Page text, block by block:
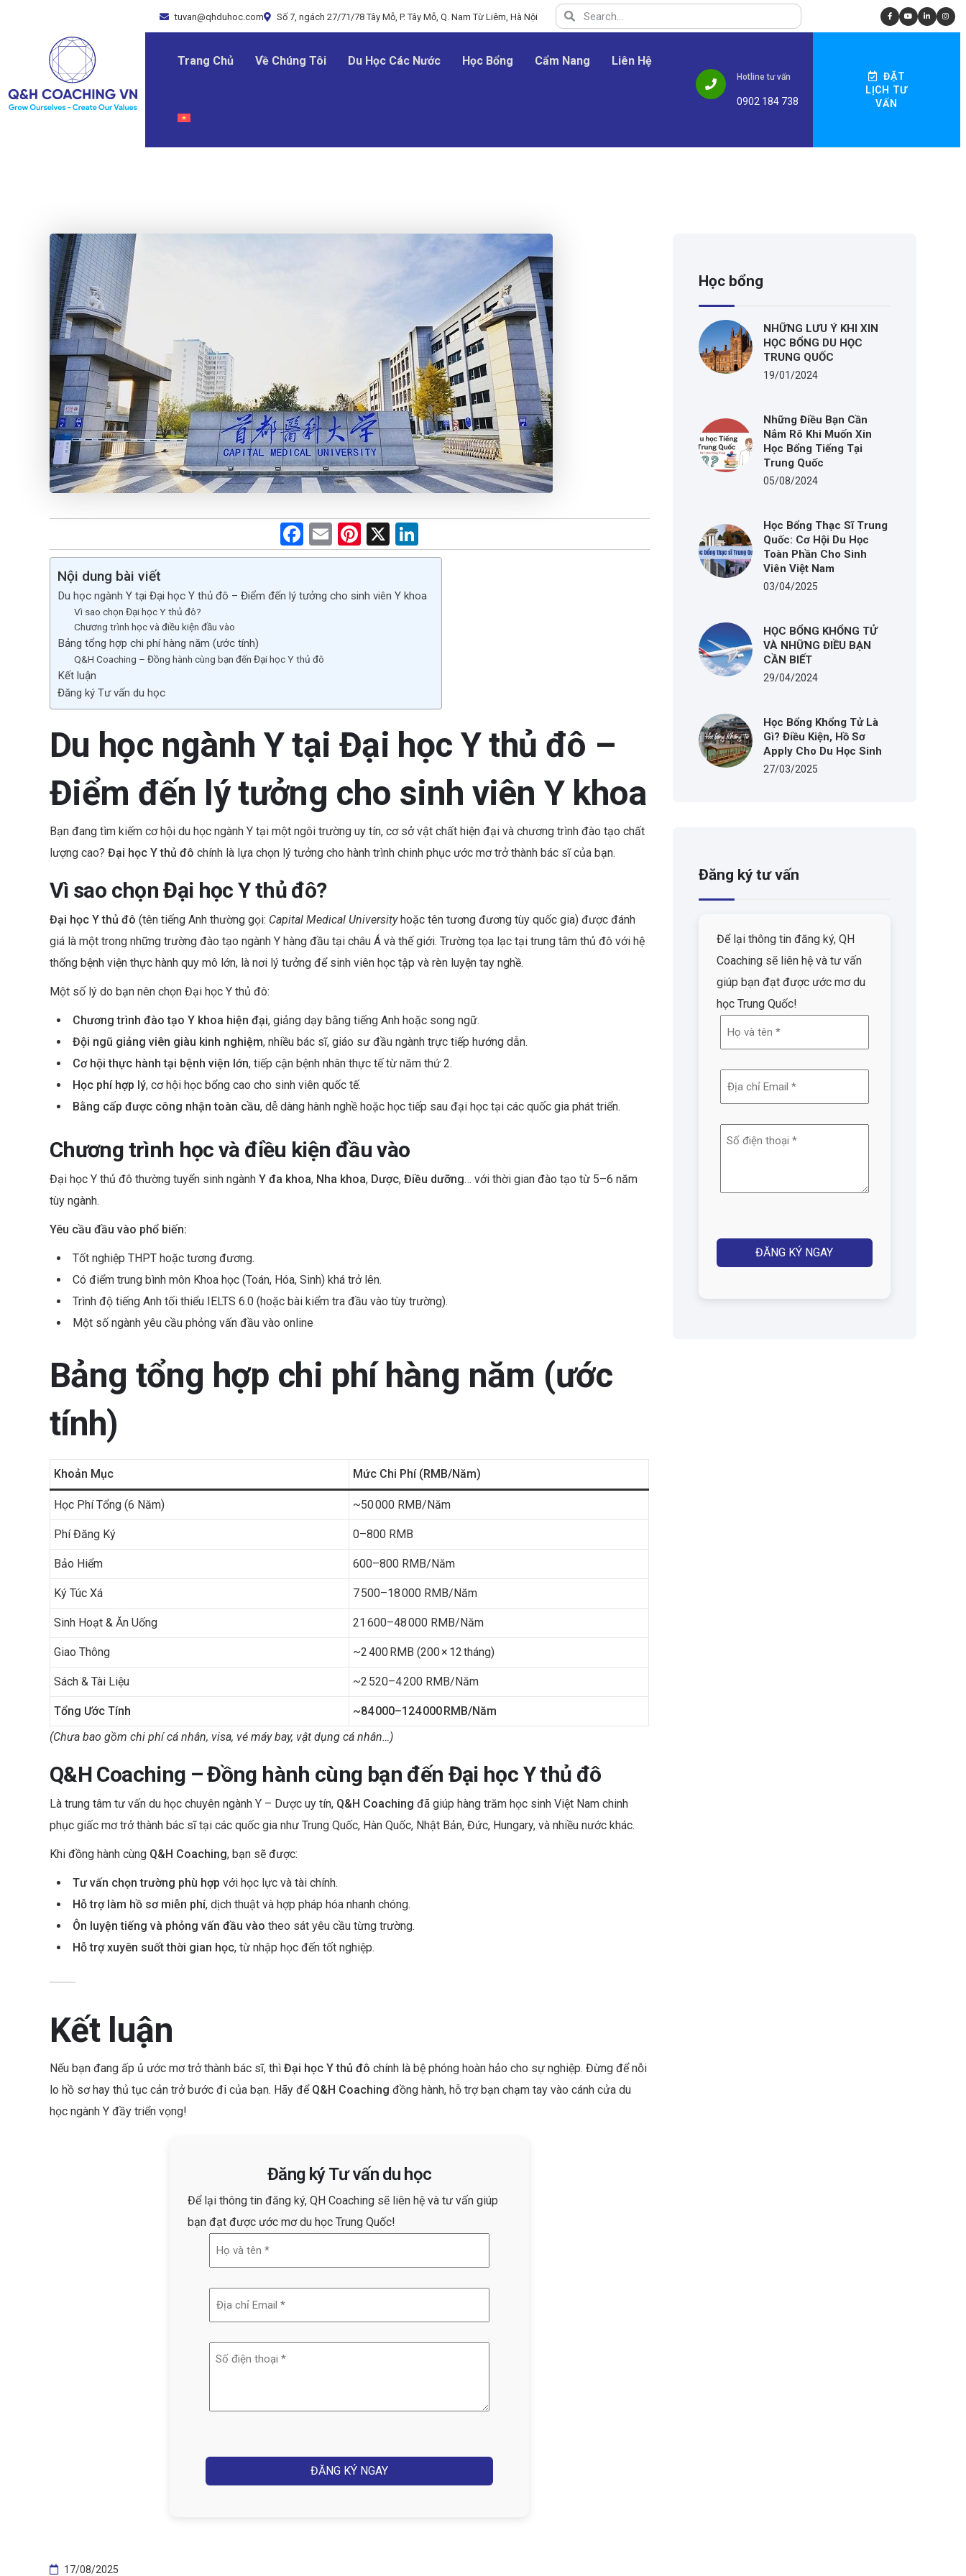
tuvan@qhduhoc.com Số 7, ngách 27/71/78 Tây Mỗ, P. Tây Mỗ, Q. Nam Từ Liêm, Hà Nội
Trang Chủ Về Chúng Tôi Du Học Các Nước Học Bổng Cẩm Nang Liên Hệ
Hotline tư vấn
0902 184 738
ĐẶT
LỊCH TƯ
VẤN
F
a
b
o
k
E
m
Pi
nt
es
X
n
dI
Nội dung bài viết
Du học ngành Y tại Đại học Y thủ đô – Điểm đến lý tưởng cho sinh viên Y khoa
Vì sao chọn Đại học Y thủ đô?
Chương trình học và điều kiện đầu vào
Bảng tổng hợp chi phí hàng năm (ước tính)
Q&H Coaching – Đồng hành cùng bạn đến Đại học Y thủ đô
Kết luận
Đăng ký Tư vấn du học
Du học ngành Y tại Đại học Y thủ đô –
Điểm đến lý tưởng cho sinh viên Y khoa
Bạn đang tìm kiếm cơ hội du học ngành Y tại một ngôi trường uy tín, cơ sở vật chất hiện đại và chương trình đào tạo chất
lượng cao? Đại học Y thủ đô chính là lựa chọn lý tưởng cho hành trình chinh phục ước mơ trở thành bác sĩ của bạn.
Vì sao chọn Đại học Y thủ đô?
Đại học Y thủ đô (tên tiếng Anh thường gọi: Capital Medical Universityhoặc tên tương đương tùy quốc gia) được đánh
giá là một trong những trường đào tạo ngành Y hàng đầu tại châu Á và thế giới. Trường tọa lạc tại trung tâm thủ đô với hệ
thống bệnh viện thực hành quy mô lớn, là nơi lý tưởng để sinh viên học tập và rèn luyện tay nghề.
Một số lý do bạn nên chọn Đại học Y thủ đô:
Chương trình đào tạo Y khoa hiện đại, giảng dạy bằng tiếng Anh hoặc song ngữ.
Đội ngũ giảng viên giàu kinh nghiệm, nhiều bác sĩ, giáo sư đầu ngành trực tiếp hướng dẫn.
Cơ hội thực hành tại bệnh viện lớn, tiếp cận bệnh nhân thực tế từ năm thứ 2.
Học phí hợp lý, cơ hội học bổng cao cho sinh viên quốc tế.
Bằng cấp được công nhận toàn cầu, dễ dàng hành nghề hoặc học tiếp sau đại học tại các quốc gia phát triển.
Chương trình học và điều kiện đầu vào
Đại học Y thủ đô thường tuyển sinh ngành Y đa khoa, Nha khoa, Dược, Điều dưỡng… với thời gian đào tạo từ 5–6 năm
tùy ngành.
Yêu cầu đầu vào phổ biến:
Tốt nghiệp THPT hoặc tương đương.
Có điểm trung bình môn Khoa học (Toán, Hóa, Sinh) khá trở lên.
Trình độ tiếng Anh tối thiểu IELTS 6.0 (hoặc bài kiểm tra đầu vào tùy trường).
Một số ngành yêu cầu phỏng vấn đầu vào online
Bảng tổng hợp chi phí hàng năm (ước
tính)
Khoản Mục Mức Chi Phí (RMB/năm)
Học Phí Tổng (6 Năm) ~50 000 RMB/năm
Phí Đăng Ký 0–800 RMB
Bảo Hiểm 600–800 RMB/năm
Ký Túc Xá 7 500–18 000 RMB/năm
Sinh Hoạt & Ăn Uống 21 600–48 000 RMB/năm
Giao Thông ~2 400 RMB (200 × 12 Tháng)
Sách & Tài Liệu ~2 520–4 200 RMB/năm
Tổng Ước Tính
~84 000–124 000 RMB/năm
(Chưa bao gồm chi phí cá nhân, visa, vé máy bay, vật dụng cá nhân…)
Q&H Coaching – Đồng hành cùng bạn đến Đại học Y thủ đô
Là trung tâm tư vấn du học chuyên ngành Y – Dược uy tín, Q&H Coaching đã giúp hàng trăm học sinh Việt Nam chinh
phục giấc mơ trở thành bác sĩ tại các quốc gia như Trung Quốc, Hàn Quốc, Nhật Bản, Đức, Hungary, và nhiều nước khác.
Khi đồng hành cùng Q&H Coaching, bạn sẽ được:
Tư vấn chọn trường phù hợp với học lực và tài chính.
Hỗ trợ làm hồ sơ miễn phí, dịch thuật và hợp pháp hóa nhanh chóng.
Ôn luyện tiếng và phỏng vấn đầu vào theo sát yêu cầu từng trường.
Hỗ trợ xuyên suốt thời gian học, từ nhập học đến tốt nghiệp.
Kết luận
Nếu bạn đang ấp ủ ước mơ trở thành bác sĩ, thì Đại học Y thủ đô chính là bệ phóng hoàn hảo cho sự nghiệp. Đừng để nỗi
lo hồ sơ hay thủ tục cản trở bước đi của bạn. Hãy để Q&H Coaching đồng hành, hỗ trợ bạn chạm tay vào cánh cửa du
học ngành Y đầy triển vọng!
Đăng ký Tư vấn du học
Để lại thông tin đăng ký, QH Coaching sẽ liên hệ và tư vấn giúp
bạn đạt được ước mơ du học Trung Quốc!
Họ
và
tên
(Required)
Địa
chỉ
email
(Required)
Số
17/08/2025
Học bổng
NHỮNG LƯU Ý KHI XIN
HỌC BỔNG DU HỌC
TRUNG QUỐC
19/01/2024
Những Điều Bạn Cần
Nắm Rõ Khi Muốn Xin
Học Bổng Tiếng Tại
Trung Quốc
05/08/2024
Học Bổng Thạc Sĩ Trung
Quốc: Cơ Hội Du Học
Toàn Phần Cho Sinh
Viên Việt Nam
03/04/2025
HỌC BỔNG KHỔNG TỬ
VÀ NHỮNG ĐIỀU BẠN
CẦN BIẾT
29/04/2024
Học Bổng Khổng Tử Là
Gì? Điều Kiện, Hồ Sơ
Apply Cho Du Học Sinh
27/03/2025
Đăng ký tư vấn
Để lại thông tin đăng ký, QH
Coaching sẽ liên hệ và tư vấn
giúp bạn đạt được ước mơ du
học Trung Quốc!
Họ
và
tên
(Required)
Địa
chỉ
email
(Required)
Số